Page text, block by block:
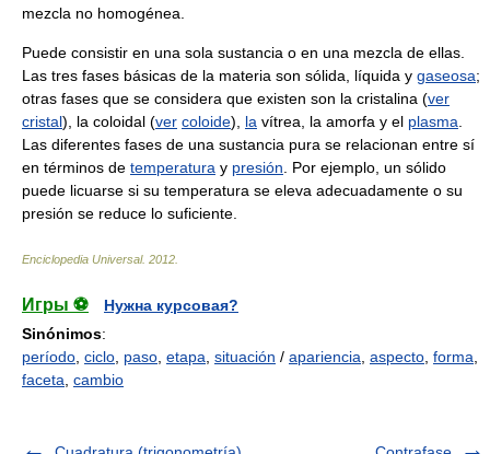
mezcla no homogénea.
Puede consistir en una sola sustancia o en una mezcla de ellas.
Las tres fases básicas de la materia son sólida, líquida y gaseosa;
otras fases que se considera que existen son la cristalina (ver
cristal), la coloidal (ver coloide), la vítrea, la amorfa y el plasma
Las diferentes fases de una sustancia pura se relacionan entre sí
en términos de temperatura y presión . Por ejemplo, un sólido
puede licuarse si su temperatura se eleva adecuadamente o su
presión se reduce lo suficiente.
Enciclopedia Universal. 2012
Игры ⚽
Нужна курсовая?
Sinónimos:
período ciclo paso etapa situación / apariencia aspecto forma
faceta cambio